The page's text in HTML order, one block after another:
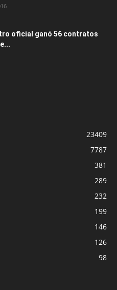
oficial ganó 56 contratos
23409
7787
381
289
232
199
146
126
98